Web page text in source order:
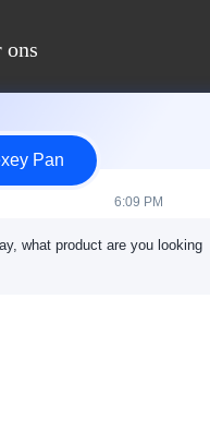
ons
info@beishunchina.com
338 Mingxi Road,
Qingdao China, Postcode:
Pan
6:09 PM
what product are you looking